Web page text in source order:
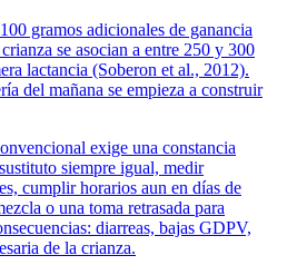
gramos adicionales de ganancia
se asocian a entre 250 y 300
lactancia (Soberon et al., 2012).
del mañana se empieza a construir
exige una constancia
siempre igual, medir
cumplir horarios aun en días de
o una toma retrasada para
diarreas, bajas GDPV,
de la crianza.